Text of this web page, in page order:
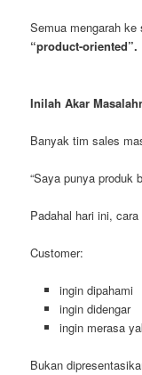
Semua mengarah ke
“product-oriented”.
Inilah Akar
Banyak tim sales
“Saya punya produk
Padahal hari ini,
Customer:
ingin dipahami
ingin didengar
ingin merasa
Bukan